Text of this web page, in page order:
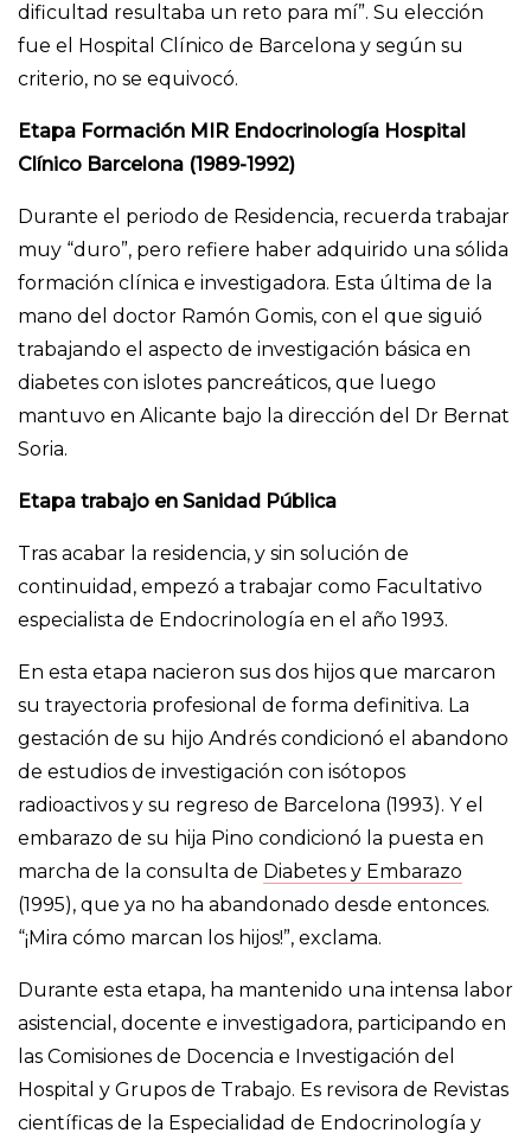
dificultad resultaba un reto para mí”. Su elección
fue el Hospital Clínico de Barcelona y según su
criterio, no se equivocó.
Etapa Formación MIR Endocrinología Hospital
Clínico Barcelona (1989-1992)
Durante el periodo de Residencia, recuerda trabajar
muy “duro”, pero refiere haber adquirido una sólida
formación clínica e investigadora. Esta última de la
mano del doctor Ramón Gomis, con el que siguió
trabajando el aspecto de investigación básica en
diabetes con islotes pancreáticos, que luego
mantuvo en Alicante bajo la dirección del Dr Bernat
Soria.
Etapa trabajo en Sanidad Pública
Tras acabar la residencia, y sin solución de
continuidad, empezó a trabajar como Facultativo
especialista de Endocrinología en el año 1993.
En esta etapa nacieron sus dos hijos que marcaron
su trayectoria profesional de forma definitiva. La
gestación de su hijo Andrés condicionó el abandono
de estudios de investigación con isótopos
radioactivos y su regreso de Barcelona (1993). Y el
embarazo de su hija Pino condicionó la puesta en
marcha de la consulta de Diabetes y Embarazo
(1995), que ya no ha abandonado desde entonces.
“¡Mira cómo marcan los hijos!”, exclama.
Durante esta etapa, ha mantenido una intensa labor
asistencial, docente e investigadora, participando en
las Comisiones de Docencia e Investigación del
Hospital y Grupos de Trabajo. Es revisora de Revistas
científicas de la Especialidad de Endocrinología y